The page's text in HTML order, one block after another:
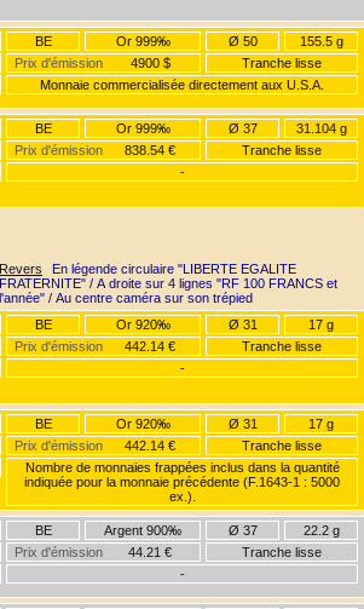
BE Or 999‰ Ø 50
155.5 g
Prix d'émission 4900 $
Tranche lisse
Monnaie commercialisée directement aux U.S.A.
BE Or 999‰ Ø 37
31.104 g
Prix d'émission 838.54 €
Tranche lisse
-
Revers
En légende circulaire "LIBERTE EGALITE
FRATERNITE" / A droite sur 4 lignes "RF 100 FRANCS et
l'année" / Au centre caméra sur son trépied
BE Or 920‰ Ø 31
17 g
Prix d'émission 442.14 €
Tranche lisse
-
BE Or 920‰ Ø 31
17 g
Prix d'émission 442.14 €
Tranche lisse
Nombre de monnaies frappées inclus dans la quantité
indiquée pour la monnaie précédente (F.1643-1 : 5000
ex.).
BE Argent 900‰ Ø 37
22.2 g
Prix d'émission 44.21 €
Tranche lisse
-